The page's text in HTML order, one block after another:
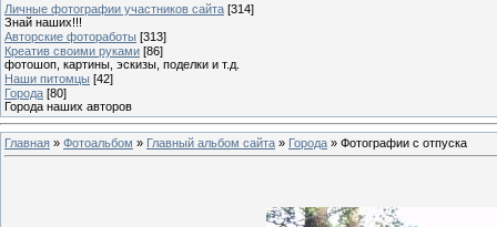
Личные фотографии участников сайта [314]
Знай наших!!!
Авторские фотоработы [313]
Креатив своими руками [86]
фотошоп, картины, эскизы, поделки и т.д.
Наши питомцы [42]
Города [80]
Города наших авторов
Главная » Фотоальбом » Главный альбом сайта » Города » Фотографии с отпуска